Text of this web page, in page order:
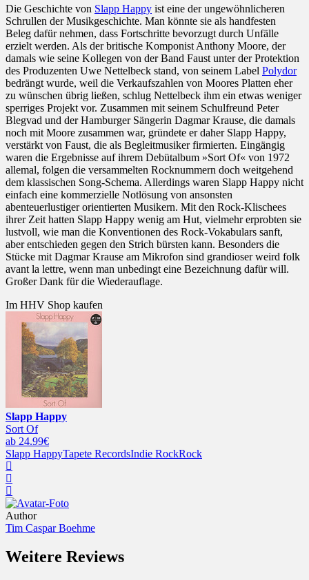
Die Geschichte von Slapp Happy ist eine der ungewöhnlicheren
Schrullen der Musikgeschichte. Man könnte sie als handfesten
Beleg dafür nehmen, dass Fortschritte bevorzugt durch Unfälle
erzielt werden. Als der britische Komponist Anthony Moore, der
damals wie seine Kollegen von der Band Faust unter der Protektion
des Produzenten Uwe Nettelbeck stand, von seinem Label Polydor
bedrängt wurde, weil die Verkaufszahlen von Moores Platten eher
zu wünschen übrig ließen, schlug Nettelbeck ihm ein etwas weniger
sperriges Projekt vor. Zusammen mit seinem Schulfreund Peter
Blegvad und der Hamburger Sängerin Dagmar Krause, die damals
noch mit Moore zusammen war, gründete er daher Slapp Happy,
verstärkt von Faust, die als Begleitmusiker firmierten. Eingängig
waren die Ergebnisse auf ihrem Debütalbum »Sort Of« von 1972
allemal, folgen die versammelten Rocknummern doch weitgehend
dem klassischen Song-Schema. Allerdings waren Slapp Happy nicht
einfach eine kommerzielle Notlösung von ansonsten
abenteuerlustiger orientierten Musikern. Mit den Rock-Klischees
ihrer Zeit hatten Slapp Happy wenig am Hut, vielmehr erprobten sie
lustvoll, wie man die Konventionen des Rock-Vokabulars sanft,
aber entschieden gegen den Strich bürsten kann. Besonders die
Stücke mit Dagmar Krause am Mikrofon sind grandioser weird folk
avant la lettre, wenn man unbedingt eine Bezeichnung dafür will.
Großer Dank für die Wiederauflage.
Im HHV Shop kaufen
Slapp Happy
Sort Of
ab 24.99€
Slapp HappyTapete RecordsIndie RockRock
Author
Tim Caspar Boehme
Weitere Reviews